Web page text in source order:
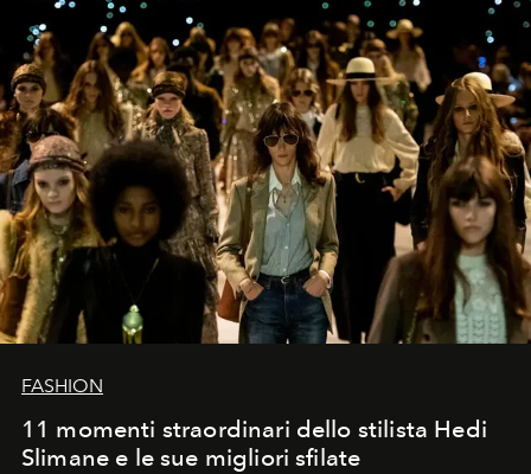
FASHION
11 momenti straordinari dello stilista Hedi
Slimane e le sue migliori sfilate